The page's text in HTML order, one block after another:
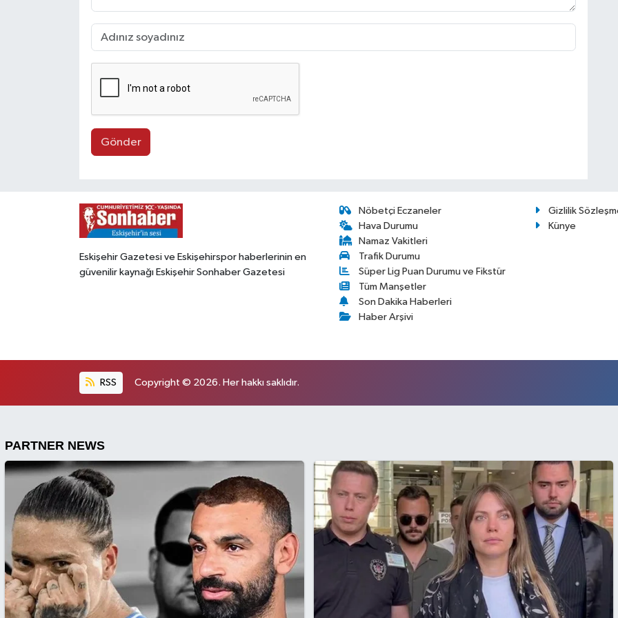
Gönder
Eskişehir Gazetesi ve Eskişehirspor haberlerinin en
güvenilir kaynağı Eskişehir Sonhaber Gazetesi
Nöbetçi Eczaneler
Hava Durumu
Namaz Vakitleri
Trafik Durumu
Süper Lig Puan Durumu ve Fikstür
Tüm Manşetler
Son Dakika Haberleri
Haber Arşivi
Gizlilik
Künye
RSS Copyright © 2026. Her hakkı saklıdır.